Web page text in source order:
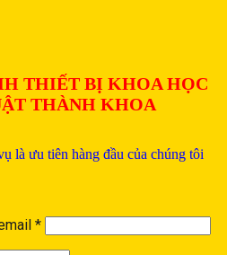
THIẾT BỊ KHOA HỌC
THÀNH KHOA
là ưu tiên hàng đầu của chúng tôi
*